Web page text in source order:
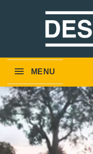
MENU